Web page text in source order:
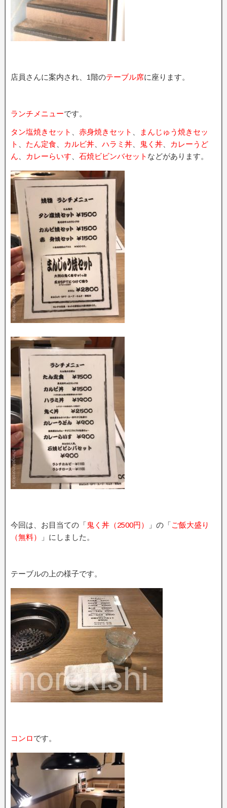
店員さんに案内され、1階のテーブル席に座ります。
ランチメニューです。
タン塩焼きセット 赤身焼きセット
まんじゅう焼きセッ
ト
たん定食 カルビ丼 ハラミ丼 鬼く丼
カレーうど
ん
カレーらいす 石焼ビビンバセット などがあります。
今回は、お目当ての「鬼く丼（2500円） 」の「ご飯大盛り
（無料）
」にしました。
テーブルの上の様子です。
コンロです。